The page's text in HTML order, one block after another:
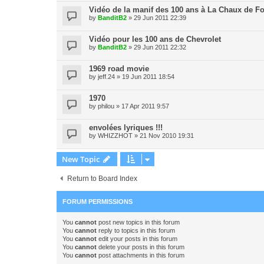
Vidéo de la manif des 100 ans à La Chaux de
by BanditB2 » 29 Jun 2011 22:39
Vidéo pour les 100 ans de Chevrolet
by BanditB2 » 29 Jun 2011 22:32
1969 road movie
by jeff.24 » 19 Jun 2011 18:54
1970
by philou » 17 Apr 2011 9:57
envolées lyriques !!!
by WHIZZHOT » 21 Nov 2010 19:31
New Topic
Return to Board Index
FORUM PERMISSIONS
You cannot post new topics in this forum
You cannot reply to topics in this forum
You cannot edit your posts in this forum
You cannot delete your posts in this forum
You cannot post attachments in this forum